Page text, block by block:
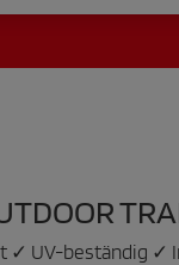
UV-beständig ✓